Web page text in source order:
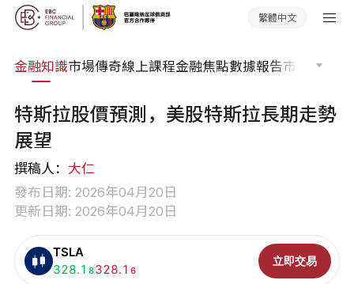
繁體中文
金融知識市場傳奇線上課程金融焦點數據報告市場分析
特斯拉股價預測，美股特斯拉長期走勢
展望
撰稿人： 大仁
發布日期: 2026年04月20日
更新日期: 2026年04月20日
TSLA
買入:
328.1 8賣出:
328.1 6
立即交易